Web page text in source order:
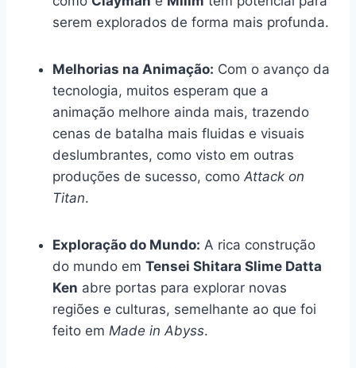
serem explorados de forma mais profunda.
Melhorias na Animação: Com o avanço da
tecnologia, muitos esperam que a
animação melhore ainda mais, trazendo
cenas de batalha mais fluidas e visuais
deslumbrantes, como visto em outras
produções de sucesso, como Attack on
Titan.
Exploração do Mundo: A rica construção
do mundo em Tensei Shitara Slime Datta
Ken abre portas para explorar novas
regiões e culturas, semelhante ao que foi
feito em Made in Abyss.